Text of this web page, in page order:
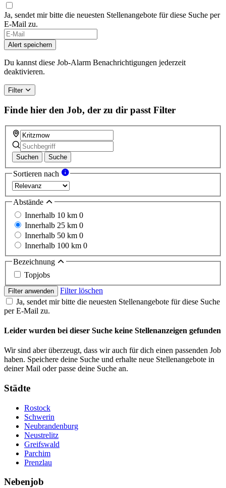
Ja, sendet mir bitte die neuesten Stellenangebote für diese Suche per
E-Mail zu.
If
you
are
a
human,
this
field
Alert speichern
Du kannst diese Job-Alarm Benachrichtigungen jederzeit
deaktivieren.
Filter
Finde hier den Job, der zu dir passt Filter
Suchen Suche
Sortieren nach
Abstände
Innerhalb 10 km 0
Innerhalb 25 km 0
Innerhalb 50 km 0
Innerhalb 100 km 0
Bezeichnung
Topjobs
Filter anwenden
Filter löschen
Ja, sendet mir bitte die neuesten Stellenangebote für diese Suche
per E-Mail zu.
Leider wurden bei dieser Suche keine Stellenanzeigen gefunden
Wir sind aber überzeugt, dass wir auch für dich einen passenden Job
haben. Speichere deine Suche und erhalte neue Stellenangebote in
deiner Mail oder passe deine Suche an.
Städte
Rostock
Schwerin
Neubrandenburg
Neustrelitz
Greifswald
Parchim
Prenzlau
Nebenjob